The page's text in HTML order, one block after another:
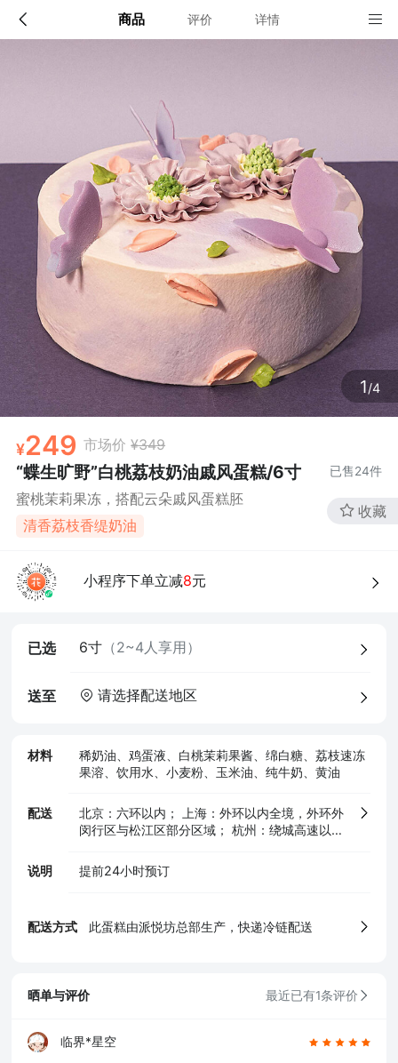
商品 评价 详情
1/4
249 市场价 ¥349
“蝶生旷野”白桃荔枝奶油戚风蛋糕/6寸 已售24件
蜜桃茉莉果冻，搭配云朵戚风蛋糕胚
清香荔枝香缇奶油
收藏
小程序下单立减8元
已选 6寸（2~4人享用）
送至 请选择配送地区
材料
稀奶油、鸡蛋液、白桃茉莉果酱、绵白糖、荔枝速冻
果溶、饮用水、小麦粉、玉米油、纯牛奶、黄油
配送
北京：六环以内； 上海：外环以内全境，外环外
闵行区与松江区部分区域； 杭州：绕城高速以
域及沪蓉高速与南京绕城高速之间江宁区部分区
域
说明 提前24小时预订
配送方式 此蛋糕由派悦坊总部生产，快递冷链配送
配送说明
江以南宁洛高速与沪蓉高速之间区域及沪蓉高速与南京
绕城高速之间江宁区部分区域
确定
店铺信息
2、店铺地址
上海市奉贤区金汇镇金斗路168号1车间3层
3、营业执照
5、食品生产许可证
晒单与评价 最近已有1条评价
临界*星空